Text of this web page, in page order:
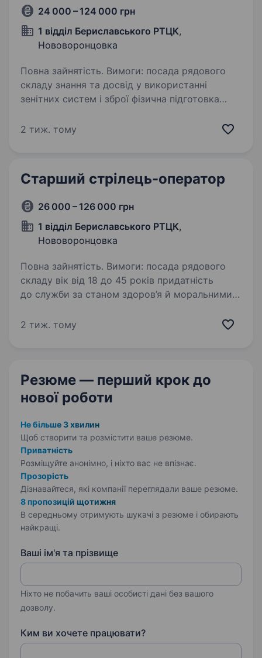
24 000 – 124 000 грн
1 відділ Бериславського РТЦК,
Нововоронцовка
Повна зайнятість. Вимоги: посада рядового
складу знання та досвід у використанні
зенітних систем і зброї фізична підготовка
зенітними системами висока уважність
2 тиж. тому
Старший стрілець-оператор
26 000 – 126 000 грн
1 відділ Бериславського РТЦК,
Нововоронцовка
Повна зайнятість. Вимоги: посада рядового
складу вік від 18 до 45 років придатність
до служби за станом здоров’я й моральними
та стресостійкості відмова від вживання
2 тиж. тому
Резюме — перший крок до
нової роботи
Не більше 3 хвилин
Щоб створити та розмістити ваше резюме.
Приватність
Розміщуйте анонімно, і ніхто вас не впізнає.
Прозорість
Дізнавайтеся, які компанії переглядали ваше резюме.
8 пропозицій щотижня
В середньому отримують шукачі з резюме і обирають
найкращі.
Ваші ім'я та прізвище
Ніхто не побачить ваші особисті дані без вашого
дозволу.
Ким ви хочете працювати?